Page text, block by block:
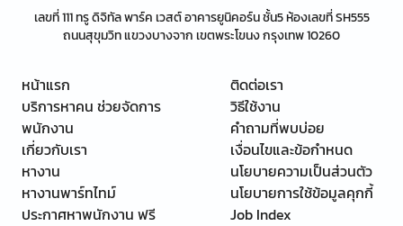
เลขที่ 111 ทรู ดิจิทัล พาร์ค เวสต์ อาคารยูนิคอร์น ชั้น5 ห้องเลขที่ SH555
ถนนสุขุมวิท แขวงบางจาก เขตพระโขนง กรุงเทพ 10260
หน้าแรก
บริการหาคน ช่วยจัดการ
พนักงาน
เกี่ยวกับเรา
หางาน
หางานพาร์ทไทม์
ประกาศหาพนักงาน ฟรี
ติดต่อเรา
วิธีใช้งาน
คำถามที่พบบ่อย
เงื่อนไขและข้อกำหนด
นโยบายความเป็นส่วนตัว
นโยบายการใช้ข้อมูลคุกกี้
Job Index